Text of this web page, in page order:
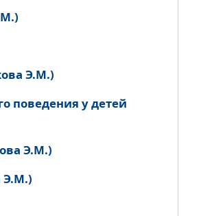
Э.М.)
поведения у детей
Э.М.)
Э.М.)